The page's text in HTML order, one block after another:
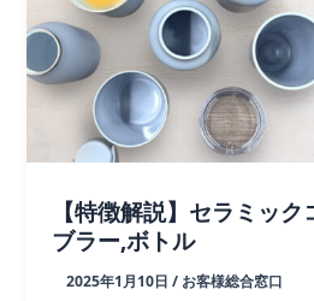
向
け
シ
ョ
ル
ー
ム
開
設
【特徴解説】セラミッ
ブラー,ボトル
2025年1月10日 / お客様総合窓口